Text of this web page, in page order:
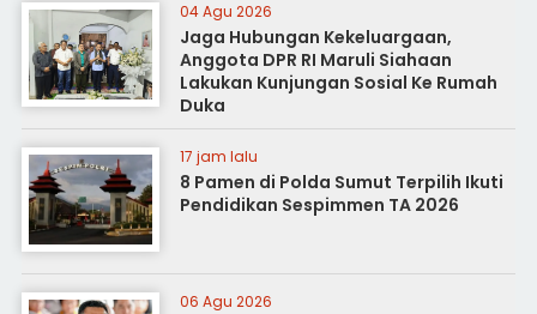
04 Agu 2026
Jaga Hubungan Kekeluargaan,
Anggota DPR RI Maruli Siahaan
Lakukan Kunjungan Sosial Ke Rumah
Duka
17 jam lalu
8 Pamen di Polda Sumut Terpilih Ikuti
Pendidikan Sespimmen TA 2026
06 Agu 2026